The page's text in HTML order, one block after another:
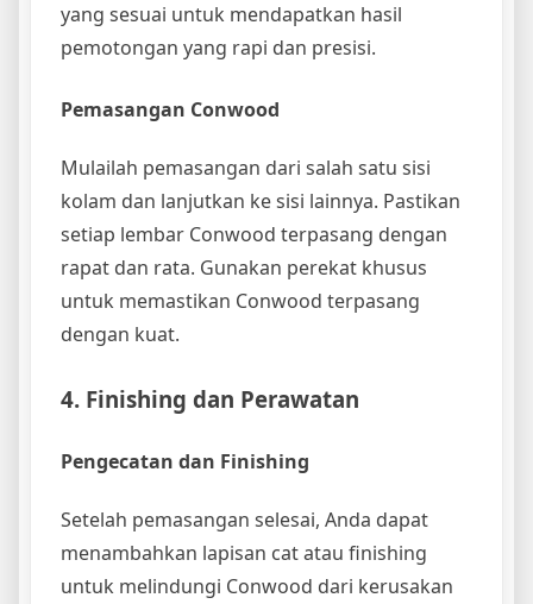
yang sesuai untuk mendapatkan hasil
pemotongan yang rapi dan presisi.
Pemasangan Conwood
Mulailah pemasangan dari salah satu sisi
kolam dan lanjutkan ke sisi lainnya. Pastikan
setiap lembar Conwood terpasang dengan
rapat dan rata. Gunakan perekat khusus
untuk memastikan Conwood terpasang
dengan kuat.
4. Finishing dan Perawatan
Pengecatan dan Finishing
Setelah pemasangan selesai, Anda dapat
menambahkan lapisan cat atau finishing
untuk melindungi Conwood dari kerusakan